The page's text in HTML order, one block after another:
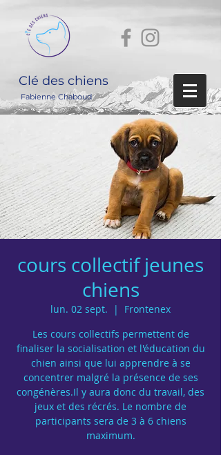
Clé des chiens
Fabienne Chaboud
cours collectif jeunes
chiens
lun. 02 sept.
  |
Frontenex
Les cours collectifs permettent de
finaliser la socialisation et l'éducation du
chien ainsi que lui apprendre à se
concentrer malgré la présence de ses
congénères.Il y aura donc du travail, des
jeux et des récrés. Le nombre de
participants sera de 3 à 6 chiens
maximum.